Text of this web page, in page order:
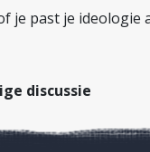
je past je ideologie
discussie